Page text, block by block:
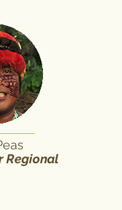
Regional